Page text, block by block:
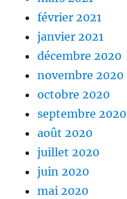
février 2021
janvier 2021
décembre 2020
novembre 2020
octobre 2020
septembre 2020
août 2020
juillet 2020
juin 2020
mai 2020